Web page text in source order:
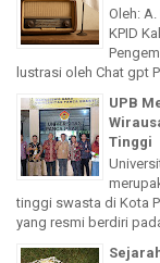
Oleh:
KPID
lustrasi oleh Chat gpt
UPB
Tinggi
tinggi swasta di Kota
yang resmi berdiri